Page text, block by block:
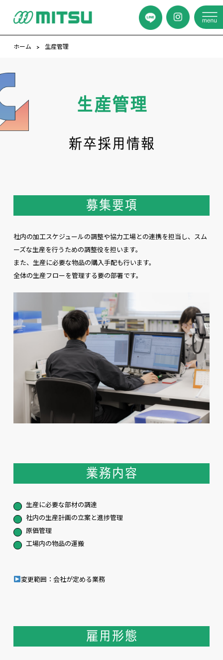
ホーム 生産管理
生産管理
新卒採用情報
募集要項
社内の加工スケジュールの調整や協力工場との連携を担当し、スム
ーズな生産を行うための調整役を担います。
また、生産に必要な物品の購入手配も行います。
全体の生産フローを管理する要の部署です。
業務内容
生産に必要な部材の調達
社内の生産計画の立案と進捗管理
原価管理
工場内の物品の運搬
変更範囲：会社が定める業務
雇用形態